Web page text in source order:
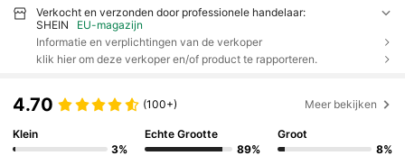
Verkocht en verzonden door professionele handelaar:
SHEIN
EU-magazijn
Informatie en verplichtingen van de verkoper
klik hier om deze verkoper en/of product te rapporteren.
4.70 (100+) Meer bekijken
Klein
3%
Echte Grootte
89%
Groot
8%